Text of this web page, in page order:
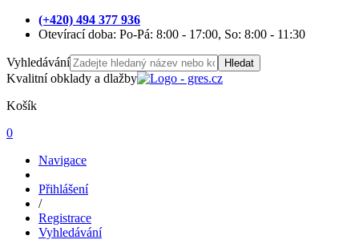
(+420) 494 377 936
Otevírací doba: Po-Pá: 8:00 - 17:00, So: 8:00 - 11:30
Vyhledávání Hledat
Kvalitní obklady a dlažby
Košík
0
Navigace
Přihlášení
/
Registrace
Vyhledávání